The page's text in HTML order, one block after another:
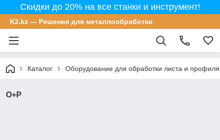
Скидки до 20% на все станки и инструмент!
K2.kz — Решения для металлообработки
Каталог Оборудование для обработки листа и профиля
O+P